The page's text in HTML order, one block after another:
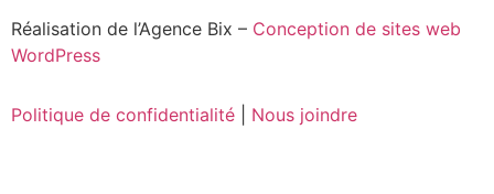
Réalisation de l’Agence Bix – Conception de sites web
WordPress
Politique de confidentialité Nous joindre